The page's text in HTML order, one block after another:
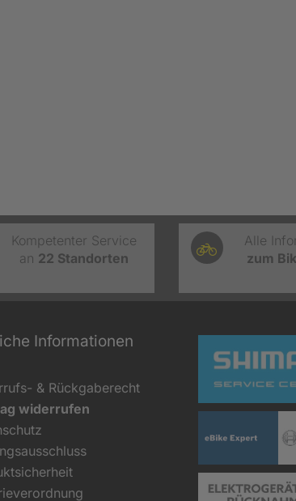
Kompetenter Service
an 22 Standorten
Alle
zum
Informationen
& Rückgaberecht
widerrufen